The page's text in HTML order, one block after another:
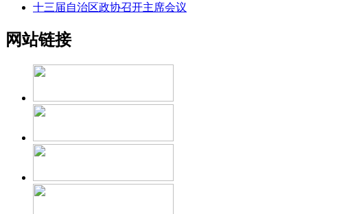
十三届自治区政协召开主席会议
网站链接